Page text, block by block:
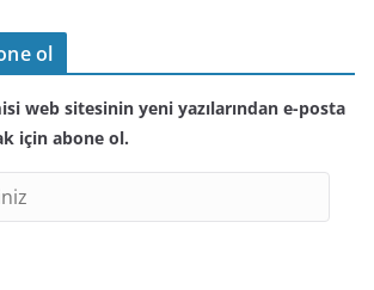
ol
web sitesinin yeni yazılarından e-posta
için abone ol.